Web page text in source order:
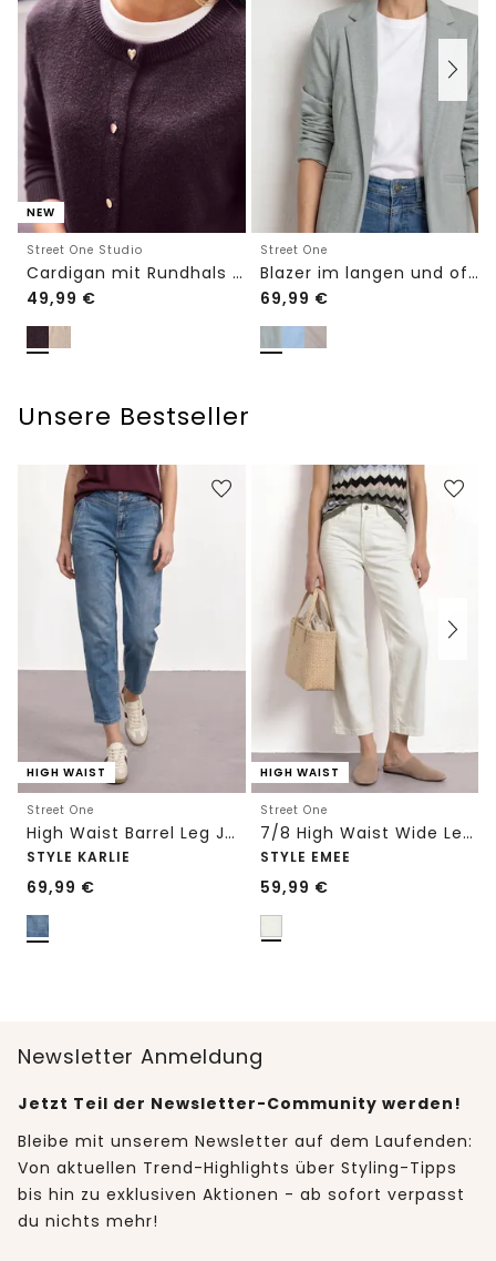
NEW
Street One Studio
Cardigan mit Rundhals und Knöpfen
49,99 €
Street One
Blazer im langen und offenen Schnitt
69,99 €
Unsere Bestseller
HIGH WAIST
Street One
High Waist Barrel Leg Jeans im Loose Fit
STYLE KARLIE
69,99 €
HIGH WAIST
Street One
7/8 High Waist Wide Leg Jeans im Loose Fit
STYLE EMEE
59,99 €
Newsletter Anmeldung
Jetzt Teil der Newsletter-Community werden!
Bleibe mit unserem Newsletter auf dem Laufenden:
Von aktuellen Trend-Highlights über Styling-Tipps
bis hin zu exklusiven Aktionen - ab sofort verpasst
du nichts mehr!